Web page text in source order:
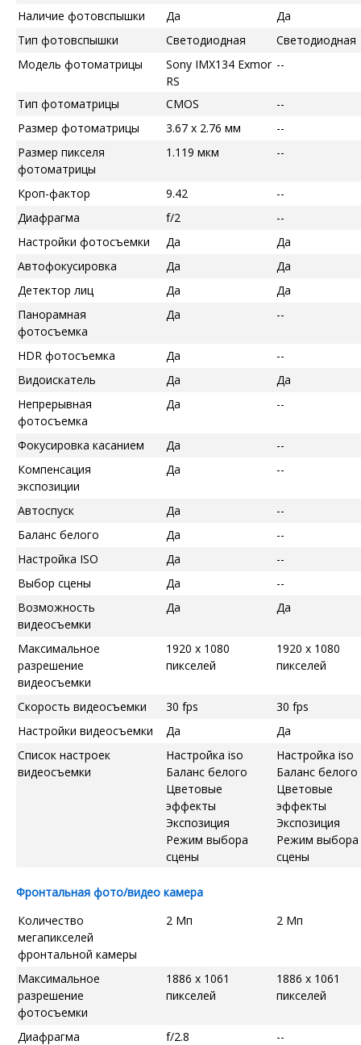
Наличие фотовспышки
Да
Да
Тип фотовспышки
Светодиодная
Светодиодная
Модель фотоматрицы
Sony IMX134 Exmor
RS
--
Тип фотоматрицы CMOS
--
Размер фотоматрицы
3.67 x 2.76 мм
--
Размер пикселя
фотоматрицы
1.119 мкм --
Кроп-фактор 9.42
--
Диафрагма
f/2
--
Настройки фотосъемки
Да
Да
Автофокусировка
Да
Да
Детектор лиц
Да
Да
Панорамная
фотосъемка
Да --
HDR фотосъемка Да
--
Видоискатель
Да
Да
Непрерывная
фотосъемка
Да --
Фокусировка касанием Да
--
Компенсация
экспозиции
Да --
Автоспуск Да
--
Баланс белого
Да
--
Настройка ISO
Да
--
Выбор сцены
Да
--
Возможность
видеосъемки
Да Да
Максимальное
разрешение
видеосъемки
1920 x 1080
пикселей
1920 x 1080
пикселей
Скорость видеосъемки 30 fps
30 fps
Настройки видеосъемки
Да
Да
Список настроек
видеосъемки
Настройка iso
Баланс белого
Цветовые
эффекты
Экспозиция
Режим выбора
сцены
Настройка iso
Баланс белого
Цветовые
эффекты
Экспозиция
Режим выбора
сцены
Фронтальная фото/видео камера
Количество
мегапикселей
фронтальной камеры
2 Мп 2 Мп
Максимальное
разрешение
фотосъемки
1886 x 1061
пикселей
1886 x 1061
пикселей
Диафрагма f/2.8
--